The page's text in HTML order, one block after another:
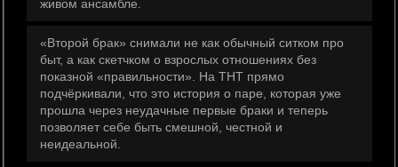
живом ансамбле.
«Второй брак» снимали не как обычный ситком про
быт, а как скетчком о взрослых отношениях без
показной «правильности». На ТНТ прямо
подчёркивали, что это история о паре, которая уже
прошла через неудачные первые браки и теперь
позволяет себе быть смешной, честной и
неидеальной.